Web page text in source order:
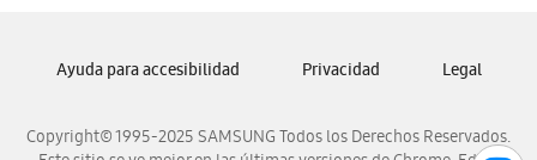
Samsung Venezuela
Copyright© 1995-2025 SAMSUNG Todos los Derechos Reservados.
Ayuda para accesibilidad Privacidad Legal